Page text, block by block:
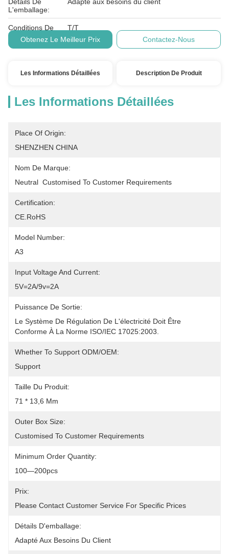
L'emballage:
Conditions De
Paiement:
T/T
Obtenez Le Meilleur Prix
Contactez-Nous
Les Informations Détaillées Description De Produit
Les Informations Détaillées
Place Of Origin:
SHENZHEN CHINA
Nom De Marque:
Neutral  Customised To Customer Requirements
Certification:
CE.RoHS
Model Number:
A3
Input Voltage And Current:
5V=2A/9v=2A
Puissance De Sortie:
Le Système De Régulation De L'électricité Doit Être
Conforme À La Norme ISO/IEC 17025:2003.
Whether To Support ODM/OEM:
Support
Taille Du Produit:
71 * 13,6 Mm
Outer Box Size:
Customised To Customer Requirements
Minimum Order Quantity:
100—200pcs
Prix:
Please Contact Customer Service For Specific Prices
Détails D'emballage:
Adapté Aux Besoins Du Client